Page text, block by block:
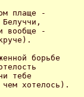
плаще -
вообще -
борьбе
тебе
хотелось).